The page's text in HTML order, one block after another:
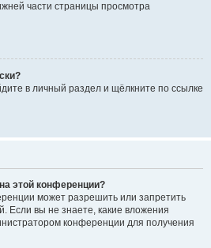
части страницы просмотра
в личный раздел и щёлкните по ссылке
этой конференции?
может разрешить или запретить
Если вы не знаете, какие вложения
конференции для получения